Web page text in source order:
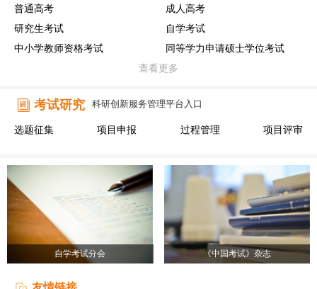
普通高考
成人高考
研究生考试
自学考试
中小学教师资格考试
同等学力申请硕士学位考试
查看更多
考试研究 科研创新服务管理平台入口
选题征集 项目申报 过程管理 项目评审
自学考试分会 《中国考试》杂志